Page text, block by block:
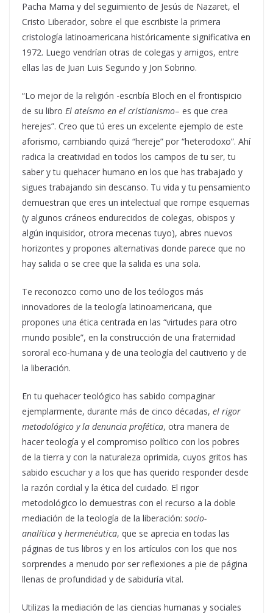
Pacha Mama y del seguimiento de Jesús de Nazaret, el
Cristo Liberador, sobre el que escribiste la primera
cristología latinoamericana históricamente significativa en
1972. Luego vendrían otras de colegas y amigos, entre
ellas las de Juan Luis Segundo y Jon Sobrino.
“Lo mejor de la religión -escribía Bloch en el frontispicio
de su libro El ateísmo en el cristianismo– es que crea
herejes”. Creo que tú eres un excelente ejemplo de este
aforismo, cambiando quizá “hereje” por “heterodoxo”. Ahí
radica la creatividad en todos los campos de tu ser, tu
saber y tu quehacer humano en los que has trabajado y
sigues trabajando sin descanso. Tu vida y tu pensamiento
demuestran que eres un intelectual que rompe esquemas
(y algunos cráneos endurecidos de colegas, obispos y
algún inquisidor, otrora mecenas tuyo), abres nuevos
horizontes y propones alternativas donde parece que no
hay salida o se cree que la salida es una sola.
Te reconozco como uno de los teólogos más
innovadores de la teología latinoamericana, que
propones una ética centrada en las “virtudes para otro
mundo posible”, en la construcción de una fraternidad
sororal eco-humana y de una teología del cautiverio y de
la liberación.
En tu quehacer teológico has sabido compaginar
ejemplarmente, durante más de cinco décadas, el rigor
metodológico y la denuncia profética, otra manera de
hacer teología y el compromiso político con los pobres
de la tierra y con la naturaleza oprimida, cuyos gritos has
sabido escuchar y a los que has querido responder desde
la razón cordial y la ética del cuidado. El rigor
metodológico lo demuestras con el recurso a la doble
mediación de la teología de la liberación: socio-
analítica y hermenéutica, que se aprecia en todas las
páginas de tus libros y en los artículos con los que nos
sorprendes a menudo por ser reflexiones a pie de página
llenas de profundidad y de sabiduría vital.
Utilizas la mediación de las ciencias humanas y sociales